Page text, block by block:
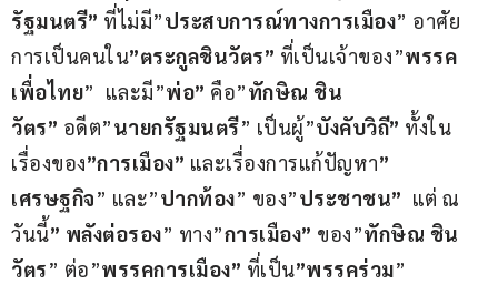
รัฐมนตรี” ที่ไม่มี”ประสบการณ์ทางการเมือง” อาศัย
การเป็นคนใน”ตระกูลชินวัตร” ที่เป็นเจ้าของ”พรรค
เพื่อไทย”  และมี”พ่อ” คือ”ทักษิณ ชิน
วัตร” อดีต”นายกรัฐมนตรี” เป็นผู้”บังคับวิถี” ทั้งใน
เรื่องของ”การเมือง” และเรื่องการแก้ปัญหา”
เศรษฐกิจ” และ”ปากท้อง” ของ”ประชาชน” แต่ ณ
วันนี้” พลังต่อรอง” ทาง”การเมือง” ของ”ทักษิณ ชิน
วัตร” ต่อ”พรรคการเมือง” ที่เป็น”พรรคร่วม”